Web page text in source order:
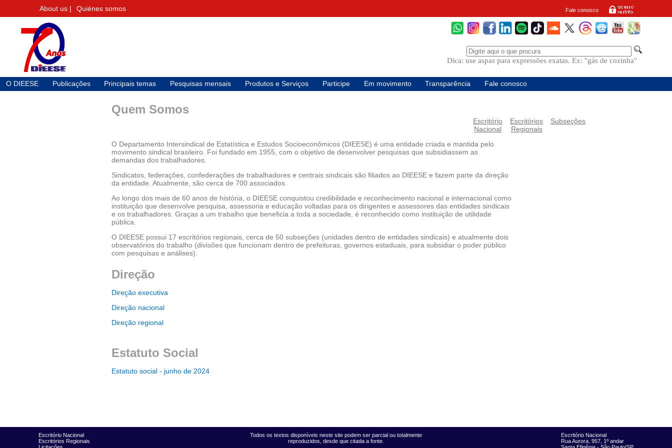
About us | Quiénes somos Fale conosco
Dica: use aspas para expressões exatas. Ex: "gás de cozinha"
O DIEESE Publicações Principais temas Pesquisas mensais Produtos e Serviços Participe Em movimento Transparência Fale conosco
Escritório
Nacional
Escritórios
Regionais
Subseções
Quem Somos
O Departamento Intersindical de Estatística e Estudos Socioeconômicos (DIEESE) é uma entidade criada e mantida pelo
movimento sindical brasileiro. Foi fundado em 1955, com o objetivo de desenvolver pesquisas que subsidiassem as
demandas dos trabalhadores.
Sindicatos, federações, confederações de trabalhadores e centrais sindicais são filiados ao DIEESE e fazem parte da direção
da entidade. Atualmente, são cerca de 700 associados.
Ao longo dos mais de 60 anos de história, o DIEESE conquistou credibilidade e reconhecimento nacional e internacional como
instituição que desenvolve pesquisa, assessoria e educação voltadas para os dirigentes e assessores das entidades sindicais
e os trabalhadores. Graças a um trabalho que beneficia a toda a sociedade, é reconhecido como instituição de utilidade
pública.
O DIEESE possui 17 escritórios regionais, cerca de 50 subseções (unidades dentro de entidades sindicais) e atualmente dois
observatórios do trabalho (divisões que funcionam dentro de prefeituras, governos estaduais, para subsidiar o poder público
com pesquisas e análises).
Direção
Direção executiva
Direção nacional
Direção regional
Estatuto Social
Estatuto social - junho de 2024
Escritório Nacional
Escritórios Regionais
Licitações
Todos os textos disponíveis neste site podem ser parcial ou totalmente
reproduzidos, desde que citada a fonte.
Escritório Nacional
Rua Aurora, 957, 1º andar
Santa Efigênia - São Paulo/SP